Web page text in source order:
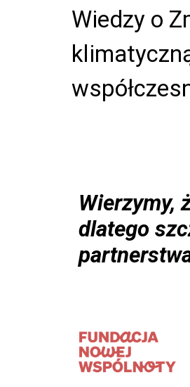
Wiedzy o
Wierzymy,
dlatego